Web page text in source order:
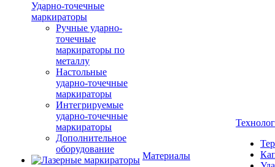
Ударно-точечные
маркираторы
Ручные ударно-
точечные
маркираторы по
металлу
Настольные
ударно-точечные
маркираторы
Интегрируемые
ударно-точечные
маркираторы
Дополнительное
оборудование
Материалы